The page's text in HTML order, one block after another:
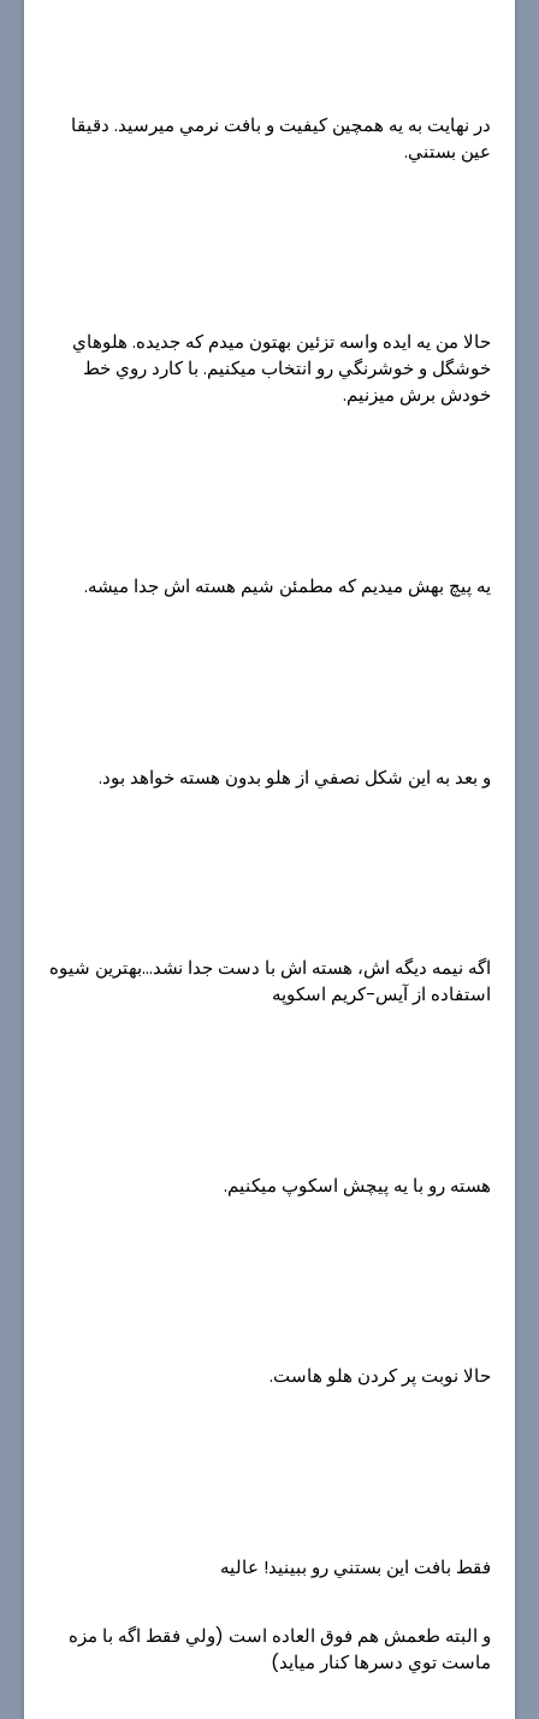
در نهايت به يه همچين كيفيت و بافت نرمي ميرسيد. دقيقا
عين بستني.
حالا من يه ايده واسه تزئين بهتون ميدم كه جديده. هلوهاي
خوشگل و خوشرنگي رو انتخاب ميكنيم. با كارد روي خط
خودش برش ميزنيم.
يه پيچ بهش ميديم كه مطمئن شيم هسته اش جدا ميشه.
و بعد به اين شكل نصفي از هلو بدون هسته خواهد بود.
اگه نيمه ديگه اش، هسته اش با دست جدا نشد...بهترين شيوه
استفاده از آيس-كريم اسكوپه
هسته رو با يه پيچش اسكوپ ميكنيم.
حالا نوبت پر كردن هلو هاست.
فقط بافت اين بستني رو ببينيد! عاليه
و البته طعمش هم فوق العاده است (ولي فقط اگه با مزه
ماست توي دسرها كنار ميايد)